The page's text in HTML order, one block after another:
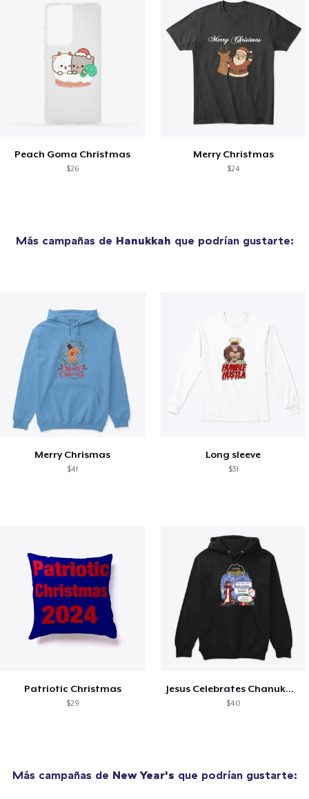
Peach Goma Christmas
$26
Merry Christmas
$24
Más campañas de Hanukkah que podrían gustarte:
Merry Chrismas
$41
Long sleeve
$31
Patriotic Christmas
$29
Jesus Celebrates Chanukah Meme
$40
Más campañas de New Year's que podrían gustarte: